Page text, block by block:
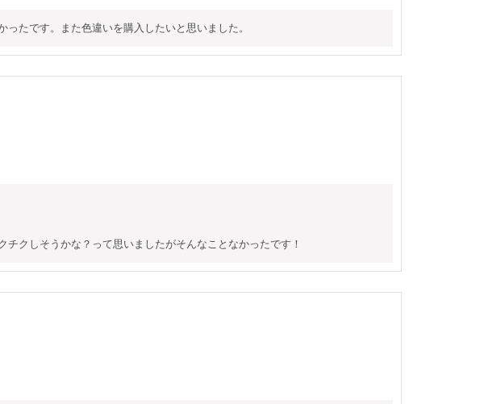
たです。また色違いを購入したいと思いました。
クしそうかな？って思いましたがそんなことなかったです！